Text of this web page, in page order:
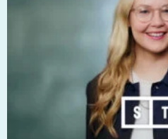
on
Voit